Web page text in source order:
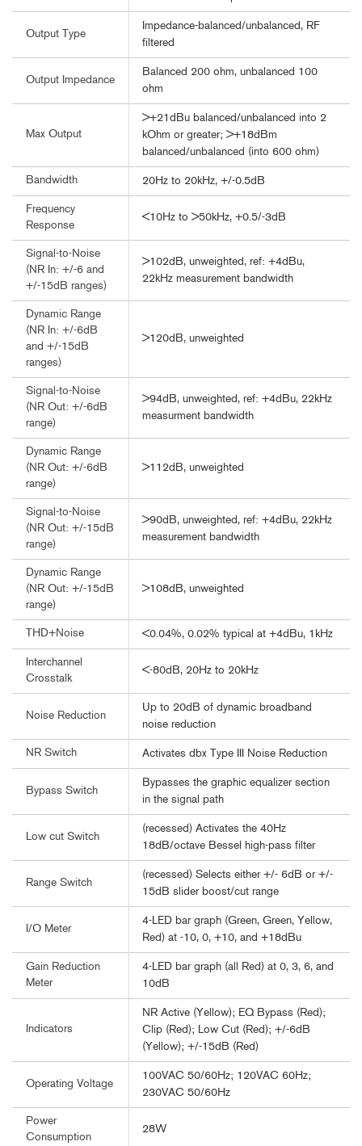
Output Type
Impedance-balanced/unbalanced, RF
filtered
Output Impedance
Balanced 200 ohm, unbalanced 100
ohm
Max Output
>+21dBu balanced/unbalanced into 2
kOhm or greater; >+18dBm
balanced/unbalanced (into 600 ohm)
Bandwidth 20Hz to 20kHz, +/-0.5dB
Frequency
Response
<10Hz to >50kHz, +0.5/-3dB
Signal-to-Noise
(NR In: +/-6 and
+/-15dB ranges)
>102dB, unweighted, ref: +4dBu,
22kHz measurement bandwidth
Dynamic Range
(NR In: +/-6dB
and +/-15dB
ranges)
>120dB, unweighted
Signal-to-Noise
(NR Out: +/-6dB
range)
>94dB, unweighted, ref: +4dBu, 22kHz
measurment bandwidth
Dynamic Range
(NR Out: +/-6dB
range)
>112dB, unweighted
Signal-to-Noise
(NR Out: +/-15dB
range)
>90dB, unweighted, ref: +4dBu, 22kHz
measurement bandwidth
Dynamic Range
(NR Out: +/-15dB
range)
>108dB, unweighted
THD+Noise <0.04%, 0.02% typical at +4dBu, 1kHz
Interchannel
Crosstalk
<-80dB, 20Hz to 20kHz
Noise Reduction
Up to 20dB of dynamic broadband
noise reduction
NR Switch Activates dbx Type III Noise Reduction
Bypass Switch
Bypasses the graphic equalizer section
in the signal path
Low cut Switch
(recessed) Activates the 40Hz
18dB/octave Bessel high-pass filter
Range Switch
(recessed) Selects either +/- 6dB or +/-
15dB slider boost/cut range
I/O Meter
4-LED bar graph (Green, Green, Yellow,
Red) at -10, 0, +10, and +18dBu
Gain Reduction
Meter
4-LED bar graph (all Red) at 0, 3, 6, and
10dB
Indicators
NR Active (Yellow); EQ Bypass (Red);
Clip (Red); Low Cut (Red); +/-6dB
(Yellow); +/-15dB (Red)
Operating Voltage
100VAC 50/60Hz; 120VAC 60Hz;
230VAC 50/60Hz
Power
Consumption
28W